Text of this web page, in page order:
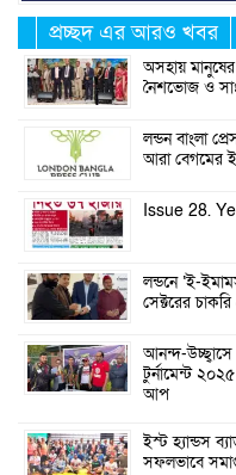
প্রচ্ছদ এর আরও খবর
অসহায়
নৈশভোজ ও
লন্ডন বাংলা
আরা বেগমের
Issue 28.
লন্ডনে ‘ই-
সেক্টরের
আনন্দ-
টুর্নামেন্ট
আপ
ইস্ট হ্যান্ডস
সফলভাবে